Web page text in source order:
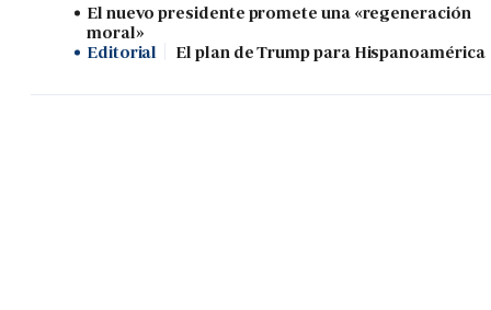
El nuevo presidente promete una «regeneración
moral»
Editorial
El plan de Trump para Hispanoamérica